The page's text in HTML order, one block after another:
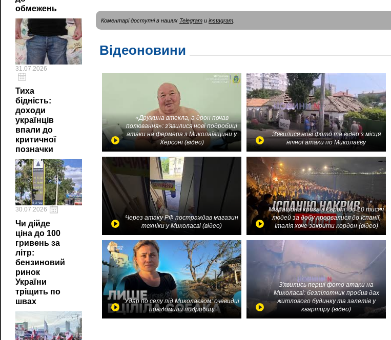
обмежень
31.07.2026
Тиха
бідність:
доходи
українців
впали до
критичної
позначки
30.07.2026
Чи дійде
ціна до 100
гривень за
літр:
бензиновий
ринок
України
тріщить по
швах
Коментарі доступні в наших Telegram и instagram
Відеоновини
«Дружина втекла, а дрон почав
полювання»: з'явилися нові подробиці
атаки на фермера з Миколаївщини у
Херсоні (відео)
З'явилися нові фото та відео з місця
нічної атаки по Миколаєву
Через атаку РФ постраждав магазин
техніки у Миколаєві (відео)
Міграційна криза в Європі: до 10 тисяч
людей за добу прорвалися до Іспанії,
Італія хоче закрити кордон (відео)
Удар по селу під Миколаєвом: очевидці
повідомили подробиці
З'явились перші фото атаки на
Миколаєві: безпілотник пробив дах
житлового будинку та залетів у
квартиру (відео)